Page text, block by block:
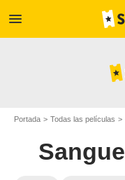
menu
Portada Todas las películas